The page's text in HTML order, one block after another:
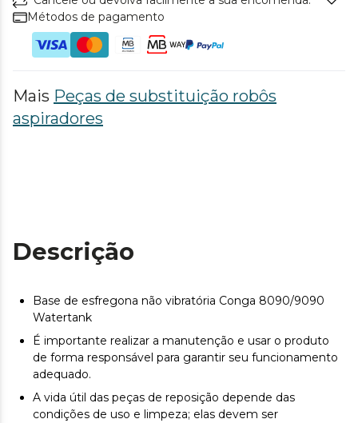
Métodos de pagamento
Mais Peças de substituição robôs
aspiradores
Descrição
Base de esfregona não vibratória Conga 8090/9090
Watertank
É importante realizar a manutenção e usar o produto
de forma responsável para garantir seu funcionamento
adequado.
A vida útil das peças de reposição depende das
condições de uso e limpeza; elas devem ser